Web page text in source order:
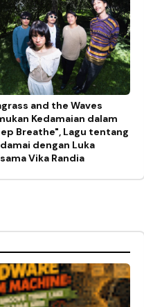
and the Waves
Kedamaian dalam
Breathe", Lagu tentang
dengan Luka
Vika Randia